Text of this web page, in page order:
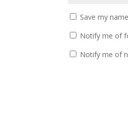
Save my
Notify me of
Notify me of